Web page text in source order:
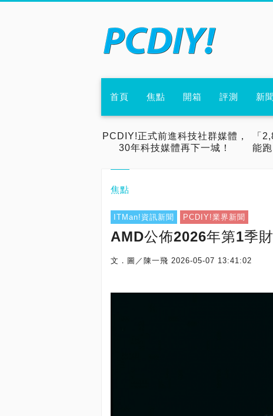
首頁 焦點 開箱 評測 新聞
PCDIY!正式前進科技社群媒體，
30年科技媒體再下一城！
「
能
焦點
ITMan!資訊新聞 PCDIY!業界新聞
AMD公佈2026年第1季
文．圖／陳一飛 2026-05-07 13:41:02